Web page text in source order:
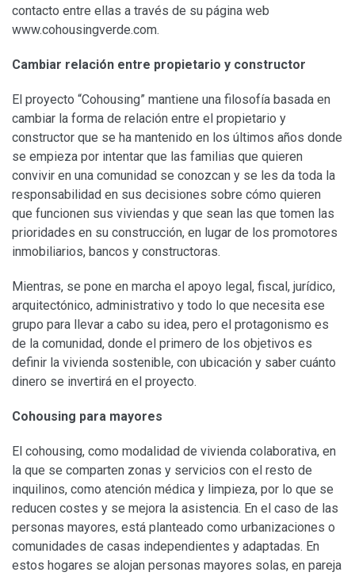
contacto entre ellas a través de su página web
www.cohousingverde.com.
Cambiar relación entre propietario y constructor
El proyecto “Cohousing” mantiene una filosofía basada en
cambiar la forma de relación entre el propietario y
constructor que se ha mantenido en los últimos años donde
se empieza por intentar que las familias que quieren
convivir en una comunidad se conozcan y se les da toda la
responsabilidad en sus decisiones sobre cómo quieren
que funcionen sus viviendas y que sean las que tomen las
prioridades en su construcción, en lugar de los promotores
inmobiliarios, bancos y constructoras.
Mientras, se pone en marcha el apoyo legal, fiscal, jurídico,
arquitectónico, administrativo y todo lo que necesita ese
grupo para llevar a cabo su idea, pero el protagonismo es
de la comunidad, donde el primero de los objetivos es
definir la vivienda sostenible, con ubicación y saber cuánto
dinero se invertirá en el proyecto.
Cohousing para mayores
El cohousing, como modalidad de vivienda colaborativa, en
la que se comparten zonas y servicios con el resto de
inquilinos, como atención médica y limpieza, por lo que se
reducen costes y se mejora la asistencia. En el caso de las
personas mayores, está planteado como urbanizaciones o
comunidades de casas independientes y adaptadas. En
estos hogares se alojan personas mayores solas, en pareja